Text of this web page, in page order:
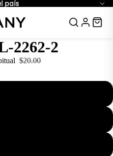
país
país
2262-2
$20.00